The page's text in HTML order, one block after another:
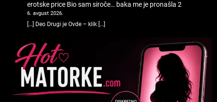
erotske price Bio sam siroče… baka me je pronašla 2
6. avgust 2026.
[…] Deo Drugi je Ovde – klik […]